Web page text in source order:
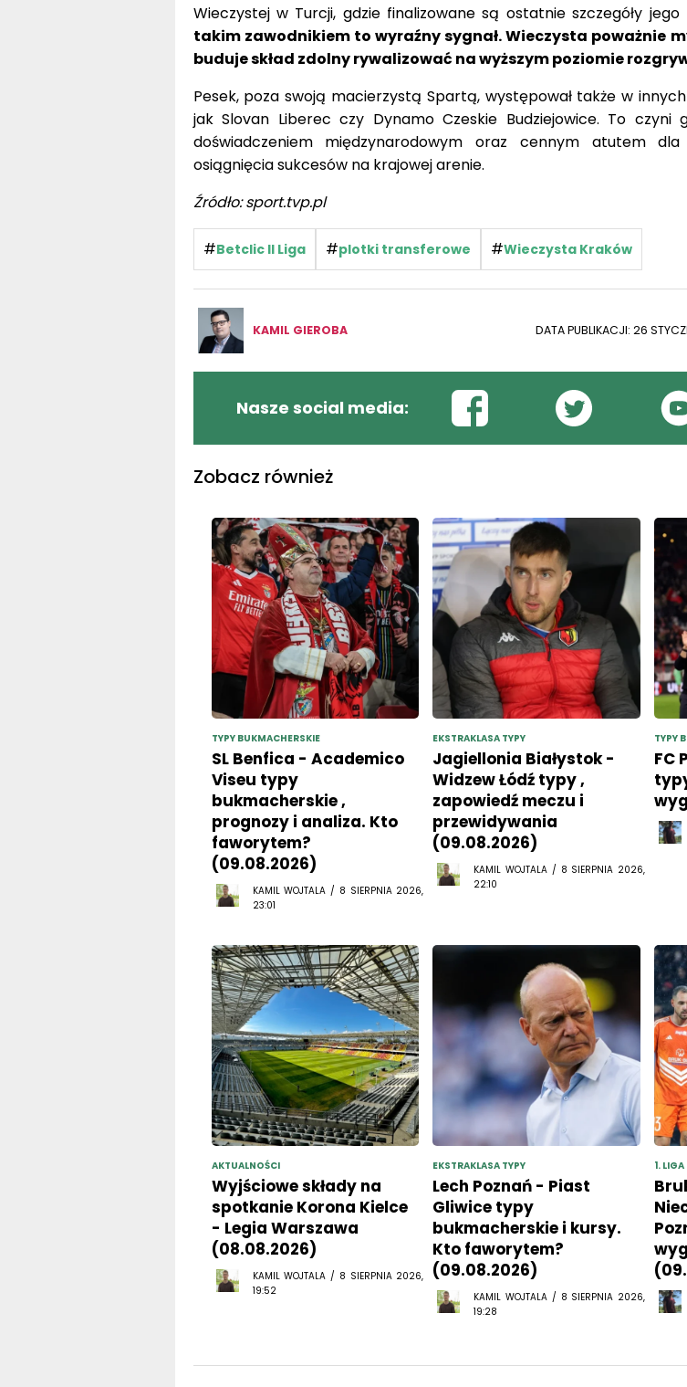
Wieczystej w Turcji, gdzie finalizowane są ostatnie szczegóły jego
takim zawodnikiem to wyraźny sygnał. Wieczysta poważnie
buduje skład zdolny rywalizować na wyższym poziomie
Pesek, poza swoją macierzystą Spartą, występował także w
jak Slovan Liberec czy Dynamo Czeskie Budziejowice. To czyni
doświadczeniem międzynarodowym oraz cennym atutem
osiągnięcia sukcesów na krajowej arenie.
Źródło: sport.tvp.pl
#Betclic II Liga #plotki transferowe #Wieczysta Kraków
KAMIL GIEROBA DATA PUBLIKACJI: 26
Nasze social media:
Zobacz również
TYPY BUKMACHERSKIE
SL Benfica - Academico
Viseu typy
bukmacherskie ,
prognozy i analiza. Kto
faworytem?
(09.08.2026)
KAMIL WOJTALA / 8 SIERPNIA 2026,
23:01
EKSTRAKLASA TYPY
Jagiellonia Białystok -
Widzew Łódź typy ,
zapowiedź meczu i
przewidywania
(09.08.2026)
KAMIL WOJTALA / 8 SIERPNIA 2026,
22:10
TYPY
FC
AKTUALNOŚCI
Wyjściowe składy na
spotkanie Korona Kielce
- Legia Warszawa
(08.08.2026)
KAMIL WOJTALA / 8 SIERPNIA 2026,
19:52
EKSTRAKLASA TYPY
Lech Poznań - Piast
Gliwice typy
bukmacherskie i kursy.
Kto faworytem?
(09.08.2026)
KAMIL WOJTALA / 8 SIERPNIA 2026,
19:28
1.